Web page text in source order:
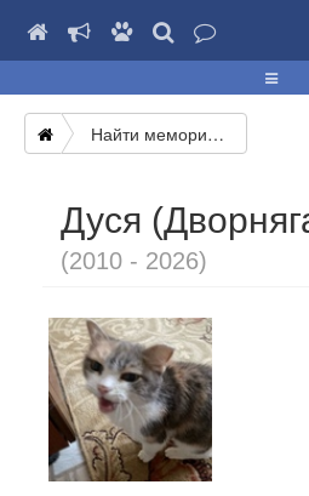
Найти мемориал
Дуся
(2010 - 2026)